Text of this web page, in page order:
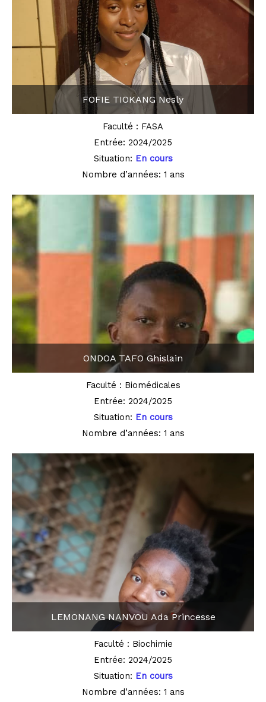
FOFIE TIOKANG Nesly
Faculté : FASA
Entrée: 2024/2025
Situation: En cours
Nombre d’années: 1 ans
ONDOA TAFO Ghislain
Faculté : Biomédicales
Entrée: 2024/2025
Situation: En cours
Nombre d’années: 1 ans
LEMONANG NANVOU Ada Princesse
Faculté : Biochimie
Entrée: 2024/2025
Situation: En cours
Nombre d’années: 1 ans